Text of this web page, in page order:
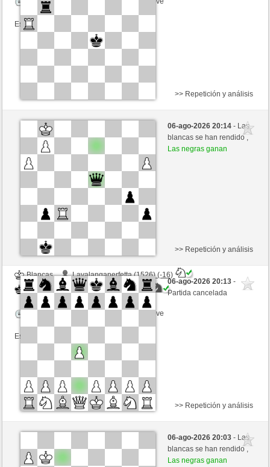
Esta partida es por puntos
Blancas
malaiana (1622) (-4)
Negras
Tiempo: 5 minutes/side + 3 seconds/move
Esta partida es por puntos
>> Repetición y análisis
06-ago-2026 20:14- Las
blancas se han rendido ,
Las negras ganan
Blancas
Lavalangaperfetta (1526) (-16)
Negras
mikisneki1 (1527) (+16)
Tiempo: 5 minutes/side + 0 seconds/move
Esta partida es por puntos
>> Repetición y análisis
06-ago-2026 20:13-
Partida cancelada
Negras
eginegin1 (1491)
>> Repetición y análisis
06-ago-2026 20:03- Las
blancas se han rendido ,
Las negras ganan